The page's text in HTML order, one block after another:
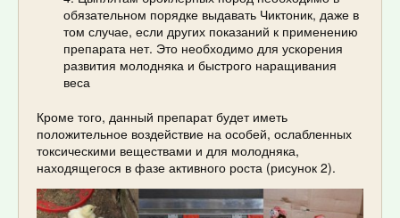
обязательном порядке выдавать Чиктоник, даже в
том случае, если других показаний к применению
препарата нет. Это необходимо для ускорения
развития молодняка и быстрого наращивания
веса
Кроме того, данный препарат будет иметь
положительное воздействие на особей, ослабленных
токсическими веществами и для молодняка,
находящегося в фазе активного роста (рисунок 2).